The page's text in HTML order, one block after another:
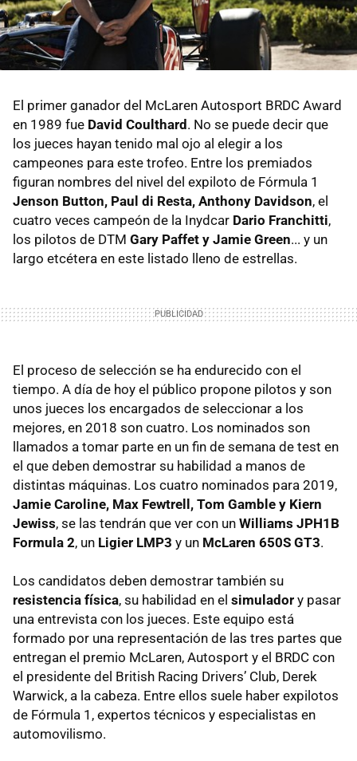
El primer ganador del McLaren Autosport BRDC Award
en 1989 fue David Coulthard . No se puede decir que
los jueces hayan tenido mal ojo al elegir a los
campeones para este trofeo. Entre los premiados
figuran nombres del nivel del expiloto de Fórmula 1
Jenson Button, Paul di Resta, Anthony Davidson, el
cuatro veces campeón de la Inydcar Dario Franchitti,
los pilotos de DTM Gary Paffet y Jamie Green... y un
largo etcétera en este listado lleno de estrellas.
El proceso de selección se ha endurecido con el
tiempo. A día de hoy el público propone pilotos y son
unos jueces los encargados de seleccionar a los
mejores, en 2018 son cuatro. Los nominados son
llamados a tomar parte en un fin de semana de test en
el que deben demostrar su habilidad a manos de
distintas máquinas. Los cuatro nominados para 2019,
Jamie Caroline, Max Fewtrell, Tom Gamble y Kiern
Jewiss, se las tendrán que ver con un Williams JPH1B
Formula 2, un Ligier LMP3 y un McLaren 650S GT3.
Los candidatos deben demostrar también su
resistencia física, su habilidad en el simulador y pasar
una entrevista con los jueces. Este equipo está
formado por una representación de las tres partes que
entregan el premio McLaren, Autosport y el BRDC con
el presidente del British Racing Drivers’ Club, Derek
Warwick, a la cabeza. Entre ellos suele haber expilotos
de Fórmula 1, expertos técnicos y especialistas en
automovilismo.